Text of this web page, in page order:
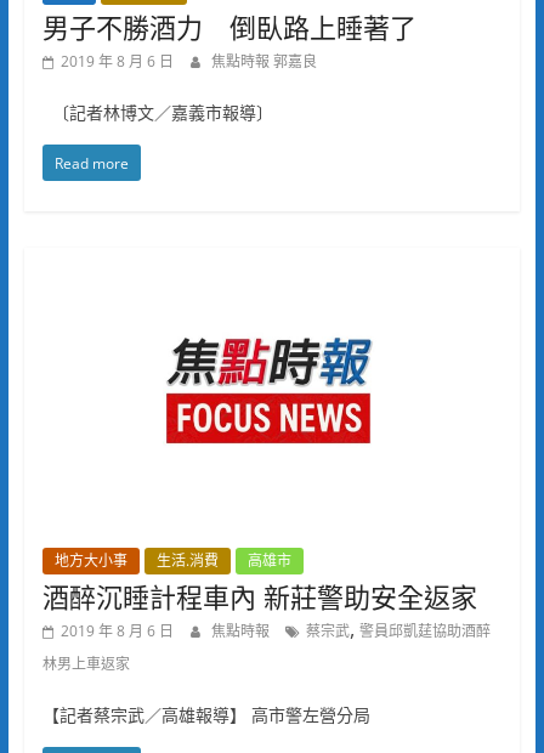
男子不勝酒力 倒臥路上睡著了
2019 年 8 月 6 日 焦點時報 郭嘉良
〔記者林博文／嘉義市報導〕
Read more
地方大小事 生活.消費 高雄市
酒醉沉睡計程車內 新莊警助安全返家
2019 年 8 月 6 日 焦點時報 蔡宗武, 警員邱凱莛協助酒醉
林男上車返家
【記者蔡宗武／高雄報導】 高市警左營分局